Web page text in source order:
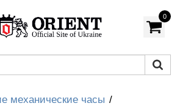
0
механические часы